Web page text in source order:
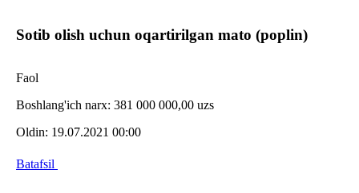
Sotib olish uchun oqartirilgan mato (poplin)
Faol
Boshlang'ich narx: 381 000 000,00 uzs
Oldin: 19.07.2021 00:00
Batafsil